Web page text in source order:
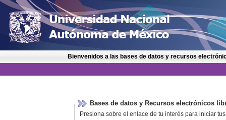
Bienvenidos a las bases de datos y recursos
Bases de datos y Recursos electrónicos
Presiona sobre el enlace de tu interés para iniciar